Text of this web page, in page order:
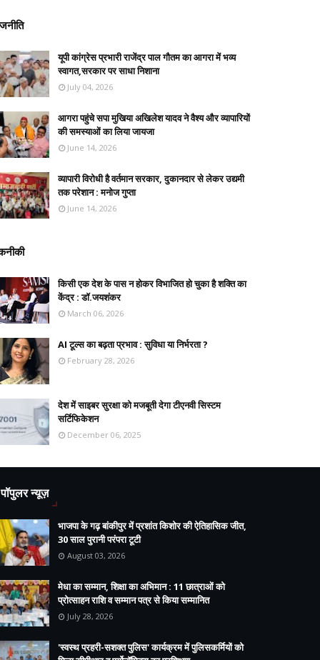
यूपी कांग्रेस प्रभारी राजेंद्र पाल गौतम का आगरा में भव्य
स्वागत,सरकार पर साधा निशाना
July 04, 2026
आगरा पहुंचे सपा मुखिया अखिलेश यादव ने वैश्य और व्यापारियों
की समस्याओं का लिया जायजा
June 14, 2026
व्यापारी विरोधी है वर्तमान सरकार, दुकानदार से लेकर उद्यमी
तक परेशान : मनोज गुप्ता
June 14, 2026
किसी एक देश के पास न होकर विभाजित हो चुका है शक्ति का
केंद्र : डॉ.जयशंकर
March 06, 2026
AI टूल्स का बढ़ता प्रभाव : सुविधा या निर्भरता ?
February 28, 2026
देश में साइबर सुरक्षा को मजबूती देगा टीएनवी सिस्टम
सर्टिफिकेशन
December 06, 2025
पॉपुलर न्यूज़
भाजपा के गढ़ बांकीपुर में प्रशांत किशोर की ऐतिहासिक जीत,
30 साल पुरानी परंपरा टूटी
August 03, 2026
मेधा का सम्मान, शिक्षा का अभिमान : 11 छात्राओं को
प्रोत्साहन राशि व सम्मान पत्र से किया सम्मानित
July 28, 2026
'स्वस्थ प्रहरी-सशक्त पुलिस' कार्यक्रम में पुलिसकर्मियों को